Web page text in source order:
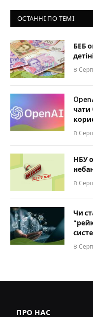
ОСТАННІ ПО ТЕМІ
БЕБ
8
чати
8
НБУ
8
Чи
8
ПРО НАС